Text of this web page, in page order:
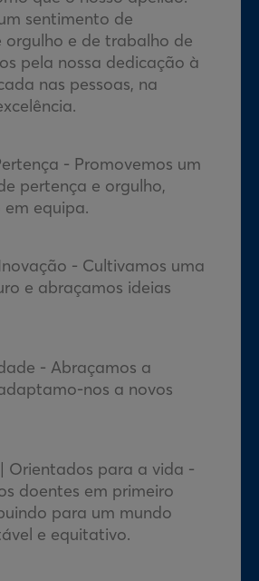
sentimento de
orgulho e de trabalho de
pela nossa dedicação à
nas pessoas, na
- Promovemos um
pertença e orgulho,
equipa.
- Cultivamos uma
e abraçamos ideias
- Abraçamos a
nos a novos
| Orientados para a vida -
doentes em primeiro
para um mundo
e equitativo.